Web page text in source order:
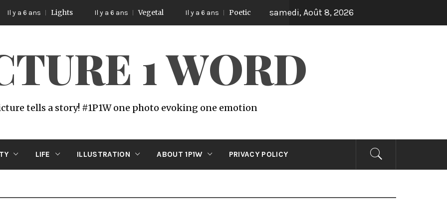
Lights Il y a 6 ans Vegetal Il y a 6 ans Poetic samedi, Août 8, 2026
1 WORD
tells a story! #1P1W one photo evoking one emotion
LIFE ILLUSTRATION ABOUT 1P1W PRIVACY POLICY